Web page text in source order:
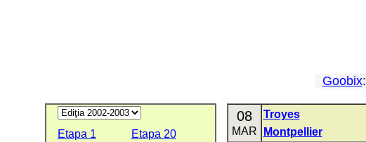
Goobix:
Etapa 1
Etapa 20
08
MAR
Troyes
Montpellier